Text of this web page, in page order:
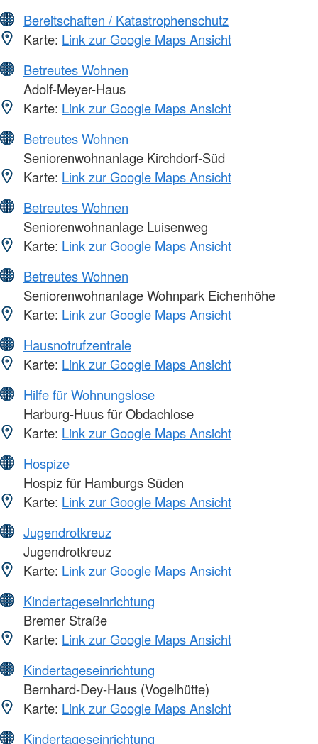
Bereitschaften / Katastrophenschutz
Karte: Link zur Google Maps Ansicht
Betreutes Wohnen
Adolf-Meyer-Haus
Karte: Link zur Google Maps Ansicht
Betreutes Wohnen
Seniorenwohnanlage Kirchdorf-Süd
Karte: Link zur Google Maps Ansicht
Betreutes Wohnen
Seniorenwohnanlage Luisenweg
Karte: Link zur Google Maps Ansicht
Betreutes Wohnen
Seniorenwohnanlage Wohnpark Eichenhöhe
Karte: Link zur Google Maps Ansicht
Hausnotrufzentrale
Karte: Link zur Google Maps Ansicht
Hilfe für Wohnungslose
Harburg-Huus für Obdachlose
Karte: Link zur Google Maps Ansicht
Hospize
Hospiz für Hamburgs Süden
Karte: Link zur Google Maps Ansicht
Jugendrotkreuz
Jugendrotkreuz
Karte: Link zur Google Maps Ansicht
Kindertageseinrichtung
Bremer Straße
Karte: Link zur Google Maps Ansicht
Kindertageseinrichtung
Bernhard-Dey-Haus (Vogelhütte)
Karte: Link zur Google Maps Ansicht
Kindertageseinrichtung